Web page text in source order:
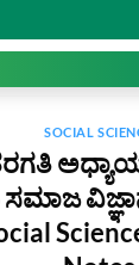
SOCIAL
ಸಮಾಜ